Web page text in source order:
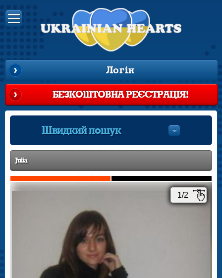
Логін
БЕЗКОШТОВНА РЕЄСТРАЦІЯ!
Швидкий пошук
Julia
1/2